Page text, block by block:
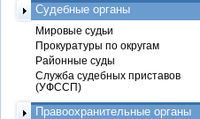
Судебные органы
Мировые судьи
Прокуратуры по округам
Районные суды
Служба судебных приставов
(УФССП)
Правоохранительные органы